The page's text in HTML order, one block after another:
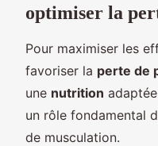
optimiser la
Pour maximiser les
favoriser la perte de
une nutrition
un rôle fondamental
de musculation.